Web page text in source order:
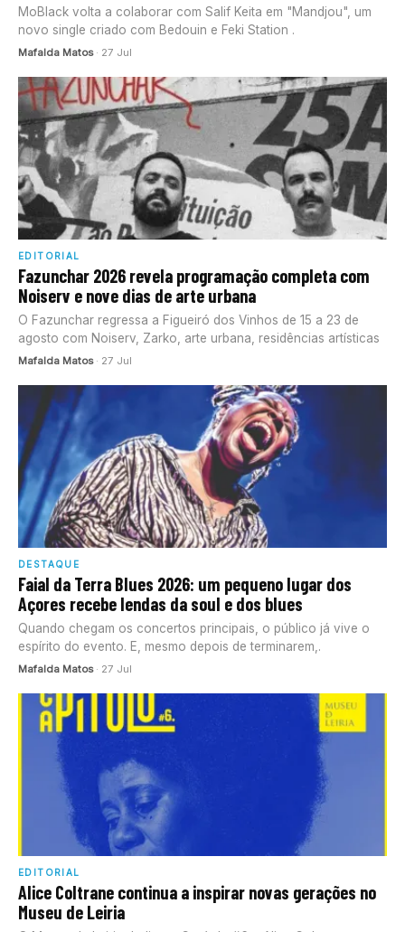
MoBlack volta a colaborar com Salif Keita em "Mandjou", um
novo single criado com Bedouin e Feki Station .
Mafalda Matos· 27 Jul
EDITORIAL
Fazunchar 2026 revela programação completa com
Noiserv e nove dias de arte urbana
O Fazunchar regressa a Figueiró dos Vinhos de 15 a 23 de
agosto com Noiserv, Zarko, arte urbana, residências artísticas
Mafalda Matos· 27 Jul
DESTAQUE
Faial da Terra Blues 2026: um pequeno lugar dos
Açores recebe lendas da soul e dos blues
Quando chegam os concertos principais, o público já vive o
espírito do evento. E, mesmo depois de terminarem,.
Mafalda Matos· 27 Jul
EDITORIAL
Alice Coltrane continua a inspirar novas gerações no
Museu de Leiria